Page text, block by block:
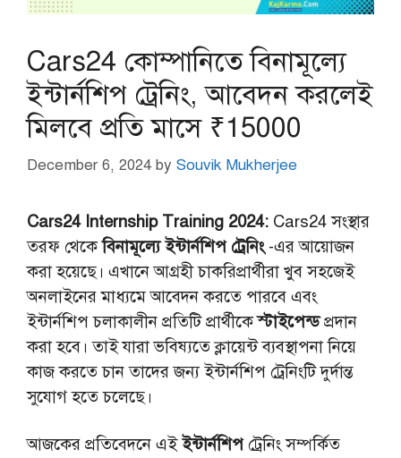
Cars24 কোম্পানিতে বিনামূল্যে
ইন্টার্নশিপ ট্রেনিং, আবেদন করলেই
মিলবে প্রতি মাসে ₹15000
December 6, 2024 by Souvik Mukherjee
Cars24 Internship Training 2024: Cars24 সংস্থার
তরফ থেকেবিনামূল্যে ইন্টার্নশিপ ট্রেনিং-এর আয়োজন
করা হয়েছে। এখানে আগ্রহী চাকরিপ্রার্থীরা খুব সহজেই
অনলাইনের মাধ্যমে আবেদন করতে পারবে এবং
ইন্টার্নশিপ চলাকালীন প্রতিটি প্রার্থীকেস্টাইপেন্ডপ্রদান
করা হবে। তাই যারা ভবিষ্যতে ক্লায়েন্ট ব্যবস্থাপনা নিয়ে
কাজ করতে চান তাদের জন্য ইন্টার্নশিপ ট্রেনিংটি দুর্দান্ত
সুযোগ হতে চলেছে।
আজকের প্রতিবেদনে এইইন্টার্নশিপট্রেনিং সম্পর্কিত